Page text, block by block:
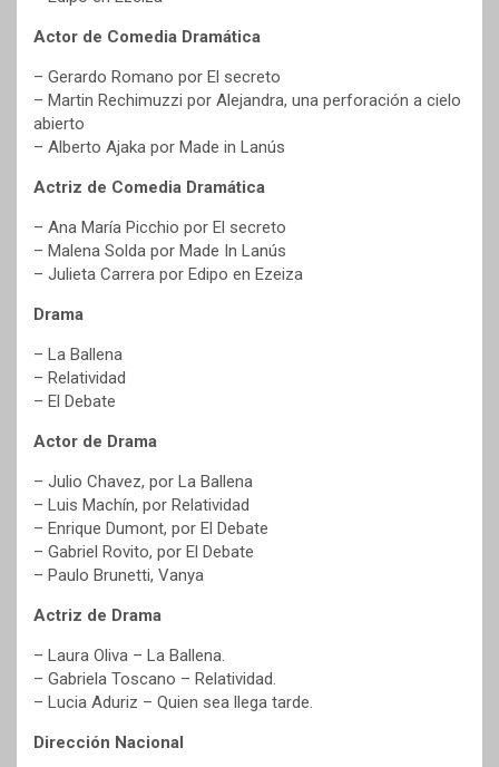
Actor de Comedia Dramática
– Gerardo Romano por El secreto
– Martin Rechimuzzi por Alejandra, una perforación a cielo
abierto
– Alberto Ajaka por Made in Lanús
Actriz de Comedia Dramática
– Ana María Picchio por El secreto
– Malena Solda por Made In Lanús
– Julieta Carrera por Edipo en Ezeiza
Drama
– La Ballena
– Relatividad
– El Debate
Actor de Drama
– Julio Chavez, por La Ballena
– Luis Machín, por Relatividad
– Enrique Dumont, por El Debate
– Gabriel Rovito, por El Debate
– Paulo Brunetti, Vanya
Actriz de Drama
– Laura Oliva – La Ballena.
– Gabriela Toscano – Relatividad.
– Lucia Aduriz – Quien sea llega tarde.
Dirección Nacional